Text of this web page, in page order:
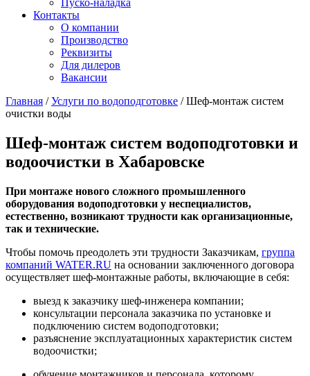
Пуско-наладка
Контакты
О компании
Производство
Реквизиты
Для дилеров
Вакансии
Главная /Услуги по водоподготовке /Шеф-монтаж систем
очистки воды
Шеф-монтаж систем водоподготовки и
водоочистки в Хабаровске
При монтаже нового сложного промышленного
оборудования водоподготовки у неспециалистов,
естественно, возникают трудности как организационные,
так и технические.
Чтобы помочь преодолеть эти трудности Заказчикам, группа
компаний WATER.RU на основании заключенного договора
осуществляет шеф-монтажные работы, включающие в себя:
выезд к заказчику шеф-инженера компании;
консультации персонала заказчика по установке и
подключению систем водоподготовки;
разъяснение эксплуатационных характеристик систем
водоочистки;